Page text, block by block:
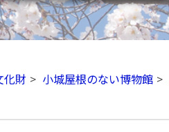
化財 小城屋根のない博物館